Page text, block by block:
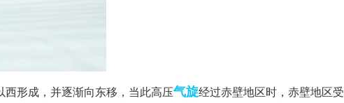
西形成，并逐渐向东移，当此高压气旋经过赤壁地区时，赤壁地区受